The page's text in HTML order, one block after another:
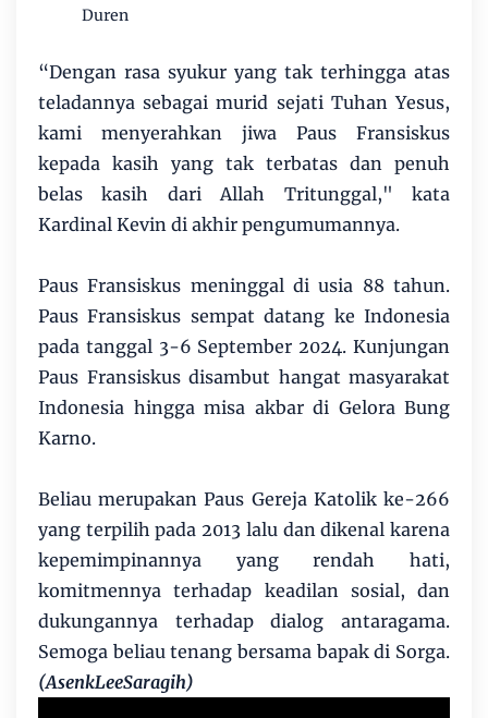
Duren
“Dengan rasa syukur yang tak terhingga atas
teladannya sebagai murid sejati Tuhan Yesus,
kami menyerahkan jiwa Paus Fransiskus
kepada kasih yang tak terbatas dan penuh
belas kasih dari Allah Tritunggal," kata
Kardinal Kevin di akhir pengumumannya.
Paus Fransiskus meninggal di usia 88 tahun.
Paus Fransiskus sempat datang ke Indonesia
pada tanggal 3-6 September 2024. Kunjungan
Paus Fransiskus disambut hangat masyarakat
Indonesia hingga misa akbar di Gelora Bung
Karno.
Beliau merupakan Paus Gereja Katolik ke-266
yang terpilih pada 2013 lalu dan dikenal karena
kepemimpinannya yang rendah hati,
komitmennya terhadap keadilan sosial, dan
dukungannya terhadap dialog antaragama.
Semoga beliau tenang bersama bapak di Sorga.
(AsenkLeeSaragih)